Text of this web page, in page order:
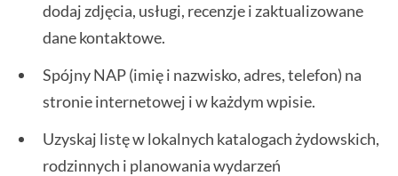
dodaj zdjęcia, usługi, recenzje i zaktualizowane
dane kontaktowe.
Spójny NAP (imię i nazwisko, adres, telefon) na
stronie internetowej i w każdym wpisie.
Uzyskaj listę w lokalnych katalogach żydowskich,
rodzinnych i planowania wydarzeń